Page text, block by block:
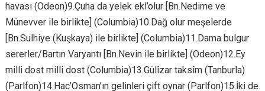
havası (Odeon)9.Çuha da yelek ekl’olur [Bn.Nedime ve
Münevver ile birlikte] (Columbia)10.Dağ olur meşelerde
[Bn.Sulhiye (Kuşkaya) ile birlikte] (Columbia)11.Dama bulgur
sererler/Bartın Varyantı [Bn.Nevin ile birlikte] (Odeon)12.Ey
milli dost milli dost (Columbia)13.Gülîzar taksîm (Tanburla)
(Parlfon)14.Hac’Osman’ın gelinleri çift oynar (Parlfon)15.İki de